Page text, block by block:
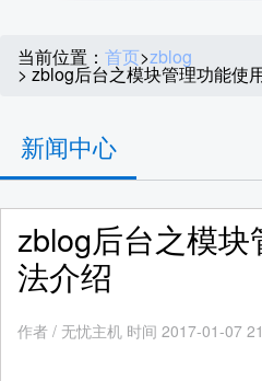
当前位置： 首页>zblog
> zblog后台之模块管理功能使
新闻中心
zblog后台之模
法介绍
作者 / 无忧主机 时间 2017-01-07